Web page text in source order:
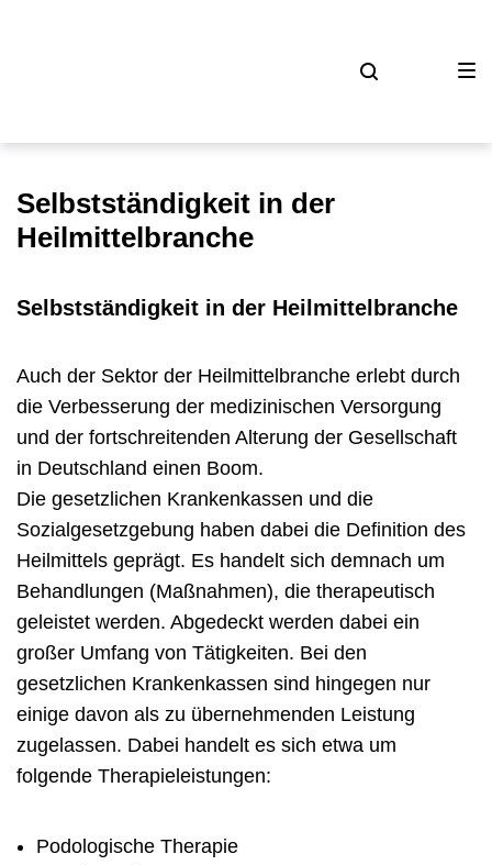
Selbstständigkeit in der
Heilmittelbranche
Selbstständigkeit in der Heilmittelbranche
Auch der Sektor der Heilmittelbranche erlebt durch
die Verbesserung der medizinischen Versorgung
und der fortschreitenden Alterung der Gesellschaft
in Deutschland einen Boom.
Die gesetzlichen Krankenkassen und die
Sozialgesetzgebung haben dabei die Definition des
Heilmittels geprägt. Es handelt sich demnach um
Behandlungen (Maßnahmen), die therapeutisch
geleistet werden. Abgedeckt werden dabei ein
großer Umfang von Tätigkeiten. Bei den
gesetzlichen Krankenkassen sind hingegen nur
einige davon als zu übernehmenden Leistung
zugelassen. Dabei handelt es sich etwa um
folgende Therapieleistungen:
Podologische Therapie